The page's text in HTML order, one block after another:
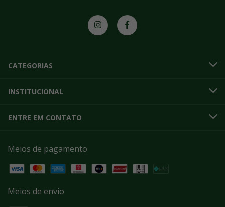
CATEGORIAS
INSTITUCIONAL
ENTRE EM CONTATO
Meios de pagamento
Meios de envio